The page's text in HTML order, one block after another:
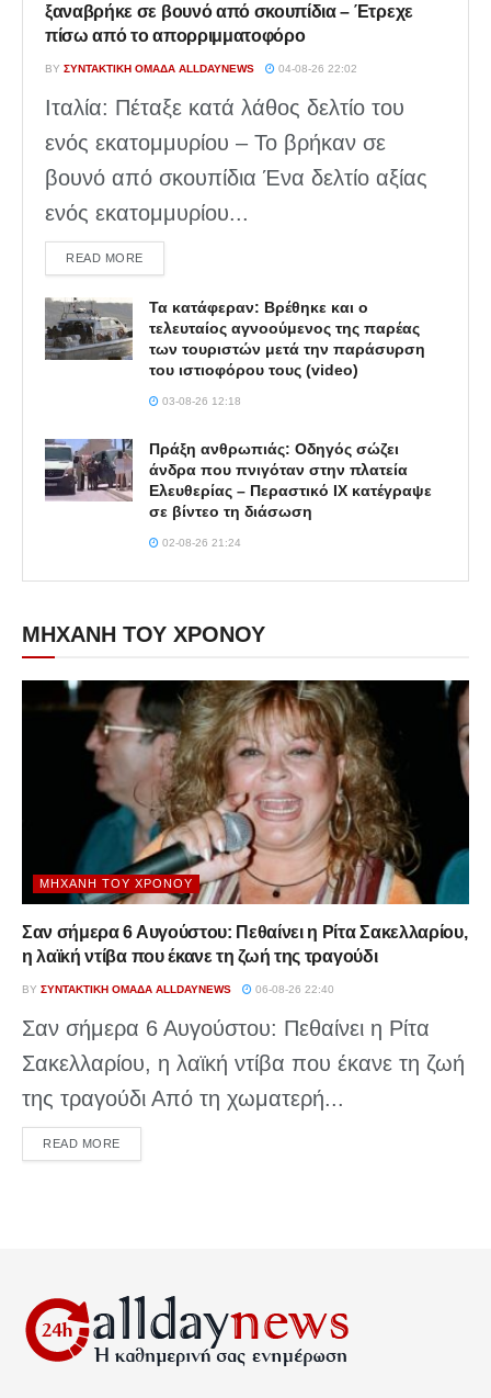
ξαναβρήκε σε βουνό από σκουπίδια – Έτρεχε
πίσω από το απορριμματοφόρο
BY ΣΥΝΤΑΚΤΙΚΉ ΟΜΆΔΑ ALLDAYNEWS 04-08-26 22:02
Ιταλία: Πέταξε κατά λάθος δελτίο του
ενός εκατομμυρίου – Το βρήκαν σε
βουνό από σκουπίδια Ένα δελτίο αξίας
ενός εκατομμυρίου...
READ MOREDETAILS
Τα κατάφεραν: Βρέθηκε και ο
τελευταίος αγνοούμενος της παρέας
των τουριστών μετά την παράσυρση
του ιστιοφόρου τους (video)
03-08-26 12:18
Πράξη ανθρωπιάς: Οδηγός σώζει
άνδρα που πνιγόταν στην πλατεία
Ελευθερίας – Περαστικό ΙΧ κατέγραψε
σε βίντεο τη διάσωση
02-08-26 21:24
ΜΗΧΑΝΗ ΤΟΥ ΧΡΟΝΟΥ
ΜΗΧΑΝΉ ΤΟΥ ΧΡΌΝΟΥ
Σαν σήμερα 6 Αυγούστου: Πεθαίνει η Ρίτα Σακελλαρίου,
η λαϊκή ντίβα που έκανε τη ζωή της τραγούδι
BY ΣΥΝΤΑΚΤΙΚΉ ΟΜΆΔΑ ALLDAYNEWS 06-08-26 22:40
Σαν σήμερα 6 Αυγούστου: Πεθαίνει η Ρίτα
Σακελλαρίου, η λαϊκή ντίβα που έκανε τη ζωή
της τραγούδι Από τη χωματερή...
READ MOREDETAILS